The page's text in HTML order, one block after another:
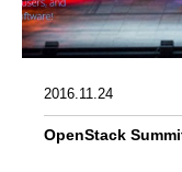
2016.11.24
OpenStack